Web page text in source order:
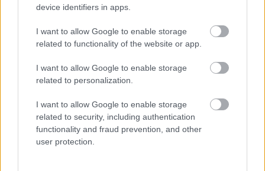
device identifiers in apps.
I want to allow Google to enable storage
related to functionality of the website or app.
I want to allow Google to enable storage
related to personalization.
I want to allow Google to enable storage
related to security, including authentication
functionality and fraud prevention, and other
user protection.
A hét videója: Így lehet átszökni a
blog.hu facebook